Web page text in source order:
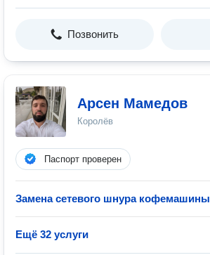
Позвонить
Арсен Мамедов
Королёв
Паспорт проверен
Замена сетевого шнура кофемашины
Ещё 32 услуги